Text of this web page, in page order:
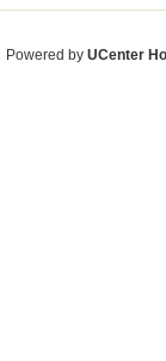
Powered by UCenter